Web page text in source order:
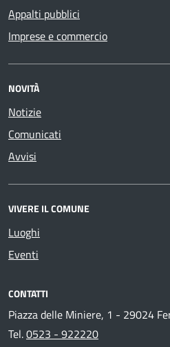
Appalti pubblici
Imprese e commercio
NOVITÀ
Notizie
Comunicati
Avvisi
VIVERE IL COMUNE
Luoghi
Eventi
CONTATTI
Piazza delle Miniere, 1 - 29024
Tel.0523 - 922220